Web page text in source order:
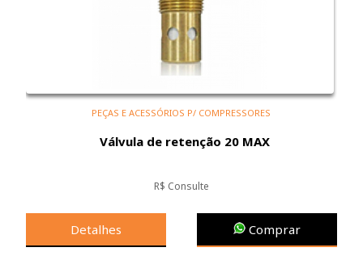
PEÇAS E ACESSÓRIOS P/ COMPRESSORES
Válvula de retenção 20 MAX
R$ Consulte
Detalhes Comprar